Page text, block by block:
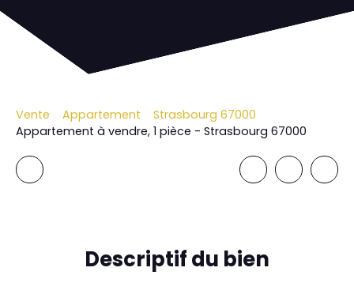
Vente Appartement
Strasbourg 67000
Appartement à vendre, 1 pièce - Strasbourg 67000
Descriptifdu bien